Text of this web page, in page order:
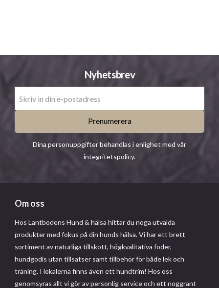
Nyhetsbrev
Prenumerera
Dina personuppgifter behandlas i enlighet med vår
integritetspolicy.
Om oss
Hos Lantbodens Hund & hälsa hittar du noga utvalda
produkter med fokus på din hunds hälsa. Vi har ett brett
sortiment av naturliga tillskott, högkvalitativa foder,
hundgodis utan tillsatser samt tillbehör för både lek och
träning. I lokalerna finns även ett hundtrim! Hos oss
genomsyras allt vi gör av personlig service och ett noggrant